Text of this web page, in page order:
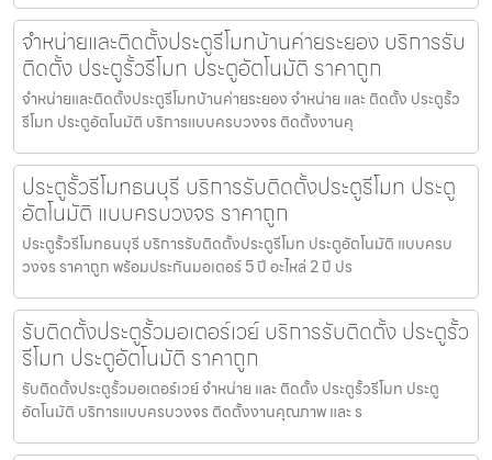
จำหน่ายและติดตั้งประตูรีโมทบ้านค่ายระยอง บริการรับ
ติดตั้ง ประตูรั้วรีโมท ประตูอัตโนมัติ ราคาถูก
จำหน่ายและติดตั้งประตูรีโมทบ้านค่ายระยอง จำหน่าย และ ติดตั้ง ประตูรั้ว
รีโมท ประตูอัตโนมัติ บริการแบบครบวงจร ติดตั้งงานคุ
ประตูรั้วรีโมทธนบุรี บริการรับติดตั้งประตูรีโมท ประตู
อัตโนมัติ แบบครบวงจร ราคาถูก
ประตูรั้วรีโมทธนบุรี บริการรับติดตั้งประตูรีโมท ประตูอัตโนมัติ แบบครบ
วงจร ราคาถูก พร้อมประกันมอเตอร์ 5 ปี อะไหล่ 2 ปี ปร
รับติดตั้งประตูรั้วมอเตอร์เวย์ บริการรับติดตั้ง ประตูรั้ว
รีโมท ประตูอัตโนมัติ ราคาถูก
รับติดตั้งประตูรั้วมอเตอร์เวย์ จำหน่าย และ ติดตั้ง ประตูรั้วรีโมท ประตู
อัตโนมัติ บริการแบบครบวงจร ติดตั้งงานคุณภาพ และ ร